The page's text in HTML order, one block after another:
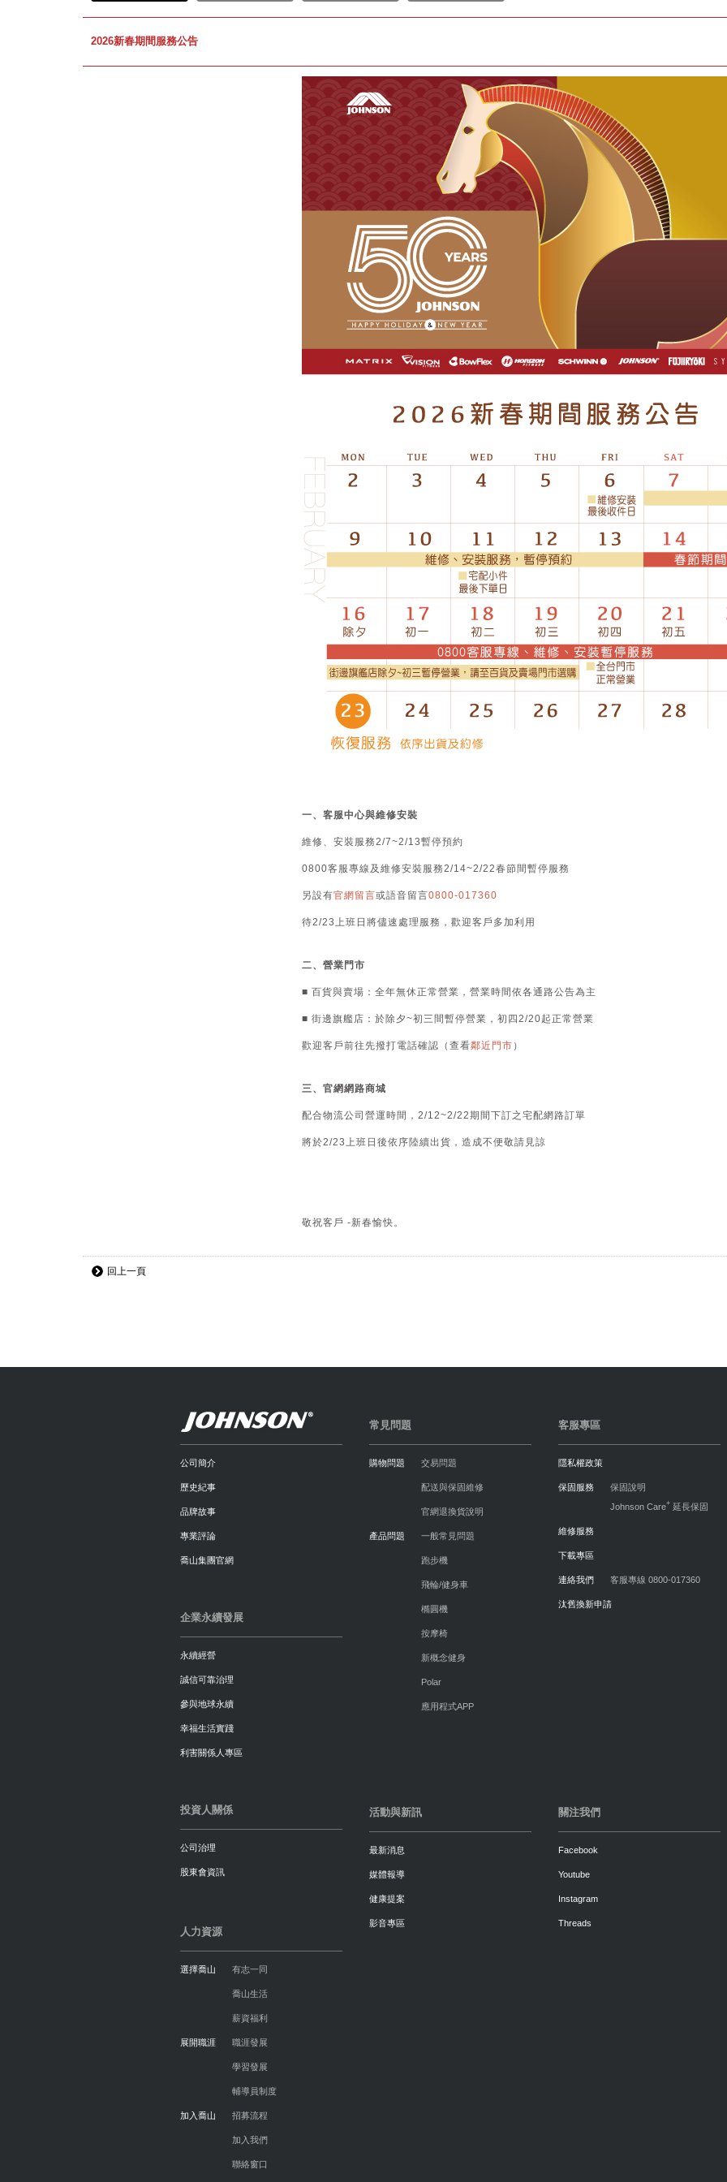
2026新春期間服務公告
一、客服中心與維修安裝
維修、安裝服務2/7~2/13暫停預約
0800客服專線及維修安裝服務2/14~2/22春節間暫停服務
另設有官網留言或語音留言0800-017360
待2/23上班日將儘速處理服務，歡迎客戶多加利用
二、營業門市
■ 百貨與賣場：全年無休正常營業，營業時間依各通路公告為主
■ 街邊旗艦店：於除夕~初三間暫停營業，初四2/20起正常營業
歡迎客戶前往先撥打電話確認（查看鄰近門市 ）
三、官網網路商城
配合物流公司營運時間，2/12~2/22期間下訂之宅配網路訂單
將於2/23上班日後依序陸續出貨，造成不便敬請見諒
敬祝客戶 -新春愉快。
回上一頁
公司簡介
歷史紀事
品牌故事
專業評論
喬山集團官網
企業永續發展
永續經營
誠信可靠治理
參與地球永續
幸福生活實踐
利害關係人專區
投資人關係
公司治理
股東會資訊
人力資源
選擇喬山 有志一同
喬山生活
薪資福利
展開職涯 職涯發展
學習發展
輔導員制度
加入喬山 招募流程
加入我們
聯絡窗口
常見問題
購物問題 交易問題
配送與保固維修
官網退換貨說明
產品問題 一般常見問題
跑步機
飛輪/健身車
橢圓機
按摩椅
新概念健身
Polar
應用程式APP
客服專區
隱私權政策
保固服務
保固說明
Johnson Care+ 延長保固
維修服務
下載專區
連絡我們 客服專線 0800-017360
汰舊換新申請
活動與新訊
最新消息
媒體報導
健康提案
影音專區
關注我們
Facebook
Youtube
Instagram
Threads